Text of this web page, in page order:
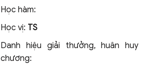
Học hàm:
Học vị: TS
Danh hiệu giải thưởng, huân huy
chương: